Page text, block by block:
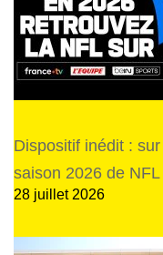
Dispositif inédit :
saison 2026 de
28 juillet 2026